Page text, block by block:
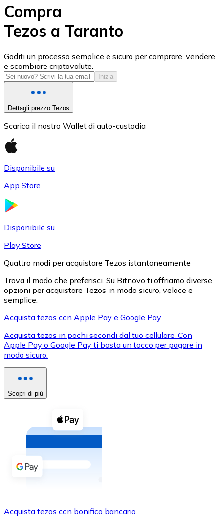
USD Coin
USDC
XRP
XRP
Vedi tutto
Buoni cripto
Acquista criptovalute in contanti e altri mezzi di
Acquista con contanti
Bonifico SEPA
Compra
Tezos a Taranto
Goditi un processo semplice e sicuro per comprare, vendere
e scambiare criptovalute.
Inizia
Dettagli prezzo Tezos
Scarica il nostro Wallet di auto-custodia
Disponibile su
App Store
Disponibile su
Play Store
Quattro modi per acquistare Tezos istantaneamente
Trova il modo che preferisci. Su Bitnovo ti offriamo diverse
opzioni per acquistare Tezos in modo sicuro, veloce e
semplice.
Acquista tezos con Apple Pay e Google Pay
Acquista tezos in pochi secondi dal tuo cellulare. Con
Apple Pay o Google Pay ti basta un tocco per pagare in
modo sicuro.
Scopri di più
Acquista tezos con bonifico bancario